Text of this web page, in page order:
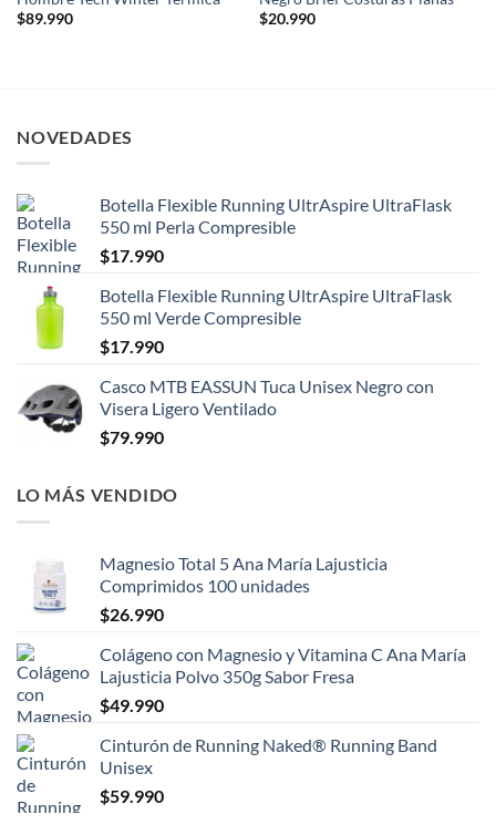
$89.990
$20.990
NOVEDADES
Botella Flexible Running UltrAspire UltraFlask
550 ml Perla Compresible
$17.990
Botella Flexible Running UltrAspire UltraFlask
550 ml Verde Compresible
$17.990
Casco MTB EASSUN Tuca Unisex Negro con
Visera Ligero Ventilado
$79.990
LO MÁS VENDIDO
Magnesio Total 5 Ana María Lajusticia
Comprimidos 100 unidades
$26.990
Colágeno con Magnesio y Vitamina C Ana María
Lajusticia Polvo 350g Sabor Fresa
$49.990
Cinturón de Running Naked® Running Band
Unisex
$59.990